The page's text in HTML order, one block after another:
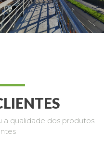
a qualidade dos produtos